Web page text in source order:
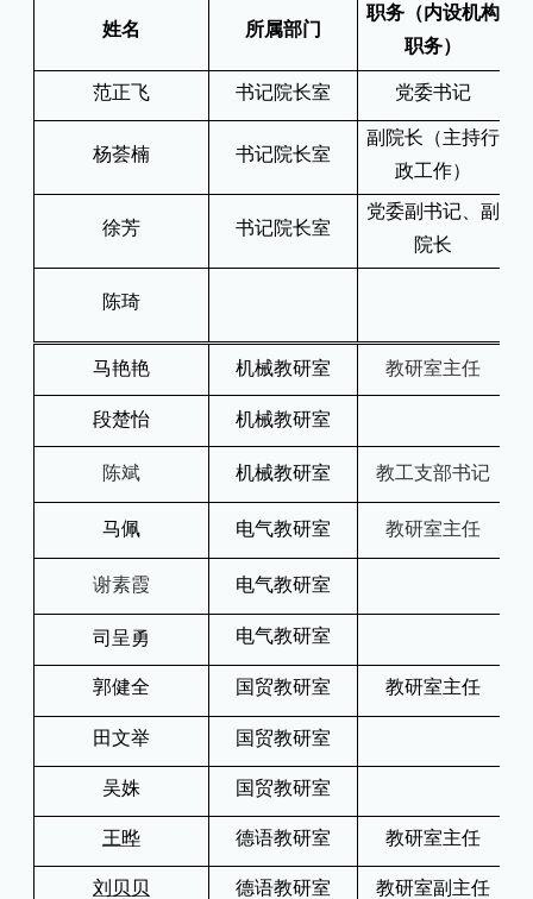
姓名 所属部门
职务（内设机构
职务）
范正飞 书记院长室 党委书记
杨荟楠 书记院长室
副院长（主持行
政工作）
徐芳 书记院长室
党委副书记、副
院长
陈琦
马艳艳 机械教研室 教研室主任
段楚怡 机械教研室
陈斌 机械教研室 教工支部书记
马佩 电气教研室 教研室主任
谢素霞 电气教研室
司呈勇 电气教研室
郭健全 国贸教研室 教研室主任
田文举 国贸教研室
吴姝 国贸教研室
王晔 德语教研室 教研室主任
刘贝贝 德语教研室 教研室副主任